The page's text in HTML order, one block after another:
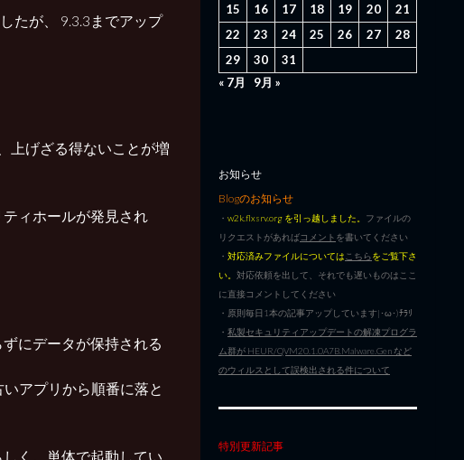
たが、 9.3.3までアップ
上げざる得ないことが増
ィホールが発見され
にデータが保持される
アプリから順番に落と
く、単体で起動してい
15
16 17 18 19 20
21
22
23 24 25 26 27
28
29
30
31
« 7月
9月 »
お知らせ
Blogのお知らせ
・ w2k.flxsrv.org を引っ越しました。 ファイルの
リクエストがあればコメント を書いてください
・ 対応済みファイルについては こちらをご覧下さ
い。 対応依頼を出して、それでも遅いものはここ
に直接コメントしてください
・原則毎日1本の記事アップしています|･ω･)ﾁﾗﾘ
・ 私製セキュリティアップデートの解凍プログラ
ム群が HEUR/QVM20.1.0A7B.Malware.Gen など
のウィルスとして誤検出される件について
特別更新記事